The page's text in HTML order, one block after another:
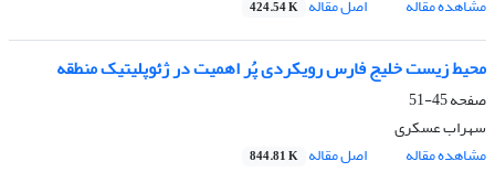
مشاهده مقاله
اصل مقاله 424.54 K
محیط زیست خلیج فارس رویکردى پُر اهمیت در ژئوپلیتیک منطقه
صفحه45-51
سهراب عسکری
مشاهده مقاله
اصل مقاله 844.81 K